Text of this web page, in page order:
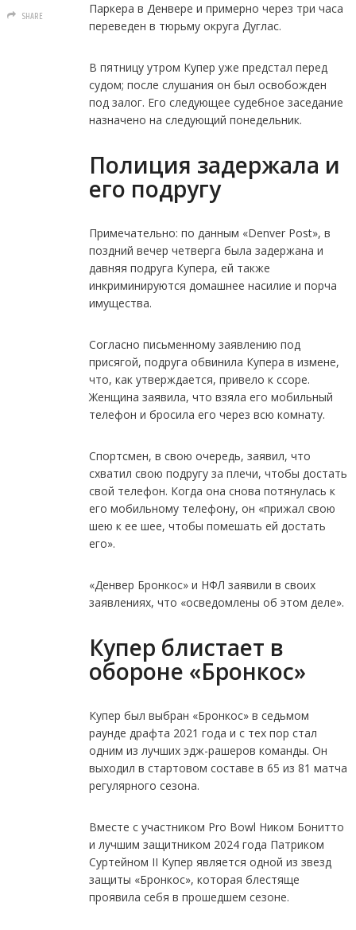
Паркера в Денвере и примерно через три часа
переведен в тюрьму округа Дуглас.
В пятницу утром Купер уже предстал перед
судом; после слушания он был освобожден
под залог. Его следующее судебное заседание
назначено на следующий понедельник.
Полиция задержала и
его подругу
Примечательно: по данным «Denver Post», в
поздний вечер четверга была задержана и
давняя подруга Купера, ей также
инкриминируются домашнее насилие и порча
имущества.
Согласно письменному заявлению под
присягой, подруга обвинила Купера в измене,
что, как утверждается, привело к ссоре.
Женщина заявила, что взяла его мобильный
телефон и бросила его через всю комнату.
Спортсмен, в свою очередь, заявил, что
схватил свою подругу за плечи, чтобы достать
свой телефон. Когда она снова потянулась к
его мобильному телефону, он «прижал свою
шею к ее шее, чтобы помешать ей достать
его».
«Денвер Бронкос» и НФЛ заявили в своих
заявлениях, что «осведомлены об этом деле».
Купер блистает в
обороне «Бронкос»
Купер был выбран «Бронкос» в седьмом
раунде драфта 2021 года и с тех пор стал
одним из лучших эдж-рашеров команды. Он
выходил в стартовом составе в 65 из 81 матча
регулярного сезона.
Вместе с участником Pro Bowl Ником Бонитто
и лучшим защитником 2024 года Патриком
Суртейном II Купер является одной из звезд
защиты «Бронкос», которая блестяще
проявила себя в прошедшем сезоне.
SHARE